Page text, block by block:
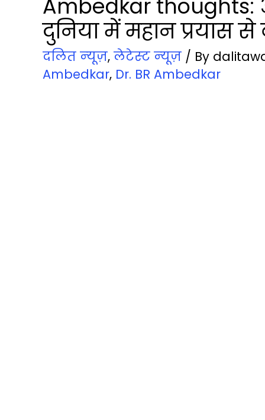
Ambedkar
दुनिया में महान प्रयास
दलित न्‍यूज़, लेटेस्‍ट न्‍यूज़ / By
Ambedkar, Dr. BR Ambedkar